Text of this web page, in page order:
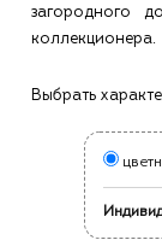
загородного
коллекционера.
Выбрать